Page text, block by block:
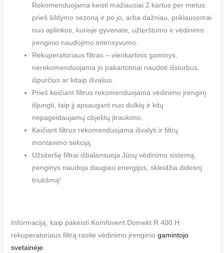
Rekomenduojama keisti mažiausiai 2 kartus per metus:
prieš šildymo sezoną ir po jo, arba dažniau, priklausomai
nuo aplinkos, kurioje gyvenate, užterštumo ir vėdinimo
įrenginio naudojimo intensyvumo.
Rekuperatoriaus filtras – vienkartinis gaminys,
nerekomenduojama jo pakartotinai naudoti išsiurbus,
išpurčius ar kitaip išvalius.
Prieš keičiant filtrus rekomenduojama vėdinimo įrenginį
išjungti, taip jį apsaugant nuo dulkių ir kitų
nepageidaujamų objektų įtraukimo.
Keičiant filtrus rekomenduojama išvalyti ir filtrų
montavimo sekciją.
Užsiteršę filtrai išbalansuoja Jūsų vėdinimo sistemą,
įrenginys naudoja daugiau energijos, skleidžia didesnį
triukšmą!
Informaciją, kaip pakeisti Komfovent Domekt R 400 H
rekuperatoriaus filtrą rasite vėdinimo įrenginio gamintojo
svetainėje.